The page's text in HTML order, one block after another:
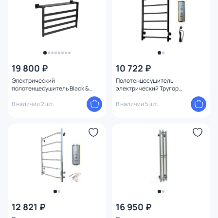
19 800 ₽
Электрический
полотенцесушитель Black &
В наличии 2 шт.
10 722 ₽
Полотенцесушитель
электрический Тругор
АспектПэксп1/8050чернВГП
56x80
В наличии 5 шт.
12 821 ₽ 16 950 ₽